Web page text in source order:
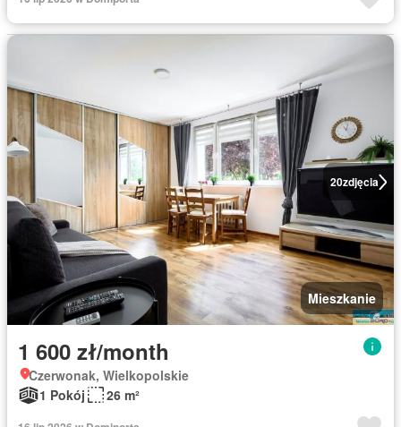
20zdjęcia
Mieszkanie
1 600 zł/month
Czerwonak, Wielkopolskie
1 Pokój
26 m²